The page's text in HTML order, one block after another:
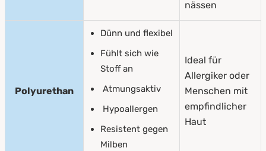
nässen
Polyurethan
Dünn und flexibel
Fühlt sich wie
Stoff an
Atmungsaktiv
Hypoallergen
Resistent gegen
Milben
Ideal für
Allergiker oder
Menschen mit
empfindlicher
Haut